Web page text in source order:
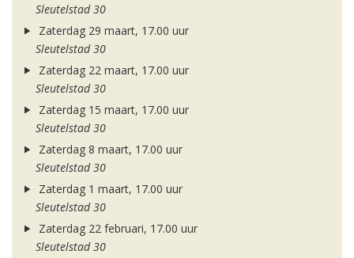
Sleutelstad 30
Zaterdag 29 maart, 17.00 uur
Sleutelstad 30
Zaterdag 22 maart, 17.00 uur
Sleutelstad 30
Zaterdag 15 maart, 17.00 uur
Sleutelstad 30
Zaterdag 8 maart, 17.00 uur
Sleutelstad 30
Zaterdag 1 maart, 17.00 uur
Sleutelstad 30
Zaterdag 22 februari, 17.00 uur
Sleutelstad 30